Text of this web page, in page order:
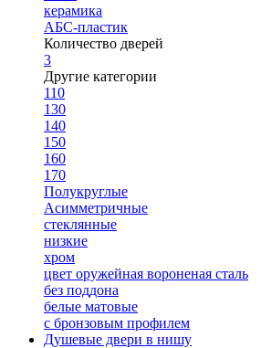
керамика
АБС-пластик
Количество дверей
3
Другие категории
110
130
140
150
160
170
Полукруглые
Асимметричные
стеклянные
низкие
хром
цвет оружейная вороненая сталь
без поддона
белые матовые
с бронзовым профилем
Душевые двери в нишу